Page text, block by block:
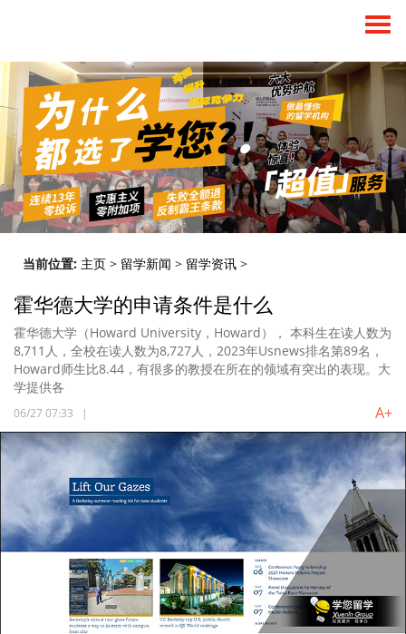
当前位置: 主页 > 留学新闻 > 留学资讯 >
霍华德大学的申请条件是什么
霍华德大学（Howard University，Howard）， 本科生在读人数为
8,711人，全校在读人数为8,727人，2023年Usnews排名第89名，
Howard师生比8.44，有很多的教授在所在的领域有突出的表现。大
学提供各
06/27 07:33 | A+